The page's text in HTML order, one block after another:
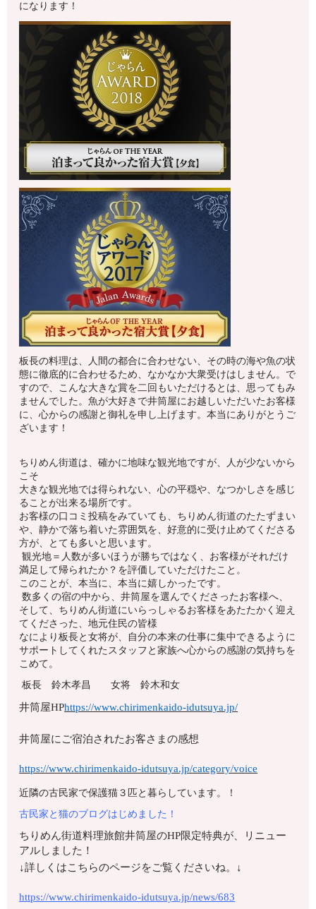
になります！
板長の料理は、人間の都合に合わせない、その時の海や魚の状
態に徹底的に合わせるため、なかなか大衆受けはしません。で
すので、こんな大きな賞を二回もいただけるとは、思ってもみ
ませんでした。魚が大好きで井筒屋にお越しいただいたお客様
に、心からの感謝と御礼を申し上げます。本当にありがとうご
ざいます！
ちりめん街道は、確かに地味な観光地ですが、人が少ないから
こそ
大きな観光地では得られない、心の平穏や、なつかしさを感じ
ることが出来る場所です。
お客様の口コミ投稿をみていても、ちりめん街道のたたずまい
や、静かで落ち着いた雰囲気を、好意的に受け止めてくださる
方が、とても多いと思います。
観光地＝人数が多いほうが勝ちではなく、お客様がそれだけ
満足して帰られたか？を評価していただけたこと。
このことが、本当に、本当に嬉しかったです。
数多くの宿の中から、井筒屋を選んでくださったお客様へ、
そして、ちりめん街道にいらっしゃるお客様をあたたかく迎え
てくださった、地元住民の皆様
なにより板長と女将が、自分の本来の仕事に集中できるように
サポートしてくれたスタッフと家族へ心からの感謝の気持ちを
こめて。
板長 鈴木孝昌 女将 鈴木和女
井筒屋HPhttps://www.chirimenkaido-idutsuya.jp/
井筒屋にご宿泊されたお客さまの感想
https://www.chirimenkaido-idutsuya.jp/category/voice
近隣の古民家で保護猫３匹と暮らしています。！
古民家と猫のブログはじめました！
ちりめん街道料理旅館井筒屋のHP限定特典が、リニュー
アルしました！
↓詳しくはこちらのページをご覧くださいね。↓
https://www.chirimenkaido-idutsuya.jp/news/683